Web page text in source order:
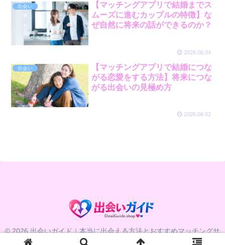
出会い
【マッチングアプリで結婚までス
ムーズに進むカップルの特徴】な
ぜ自然に将来の話ができるのか？
2026.06.04
出会い
【マッチングアプリで結婚につな
がる恋愛をする方法】将来につな
がる出会いの見極め方
2026.06.02
© 2026 出会いガイド｜本当に出会える方法とおすすめマッチングサ